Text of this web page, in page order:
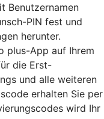
Benutzernamen
PIN fest und
herunter.
plus-App auf Ihrem
die Erst-
und alle weiteren
erhalten Sie per
wird Ihr